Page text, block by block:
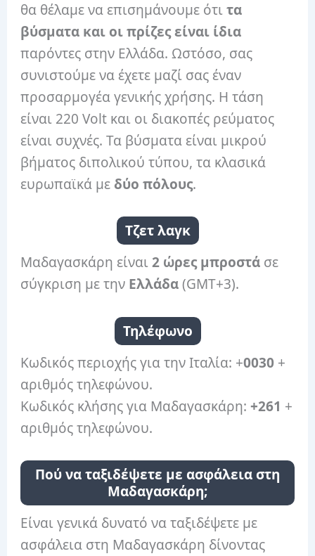
θα θέλαμε να επισημάνουμε ότιτα
βύσματα και οι πρίζες είναι ίδια
παρόντες στην Ελλάδα. Ωστόσο, σας
συνιστούμε να έχετε μαζί σας έναν
προσαρμογέα γενικής χρήσης. Η τάση
είναι 220 Volt και οι διακοπές ρεύματος
είναι συχνές. Τα βύσματα είναι μικρού
βήματος διπολικού τύπου, τα κλασικά
ευρωπαϊκά με δύο πόλους.
Τζετ λαγκ
Μαδαγασκάρη είναι2 ώρες μπροστά σε
σύγκριση με την Ελλάδα(GMT+3).
Τηλέφωνο
Κωδικός περιοχής για την Ιταλία: +0030 +
αριθμός τηλεφώνου.
Κωδικός κλήσης για Μαδαγασκάρη:+261 +
αριθμός τηλεφώνου.
Πού να ταξιδέψετε με ασφάλεια στη
Μαδαγασκάρη;
Είναι γενικά δυνατό να ταξιδέψετε με
ασφάλεια στη Μαδαγασκάρη δίνοντας